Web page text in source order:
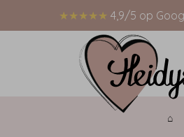
★★★★★ 4,9/5 op
⌂